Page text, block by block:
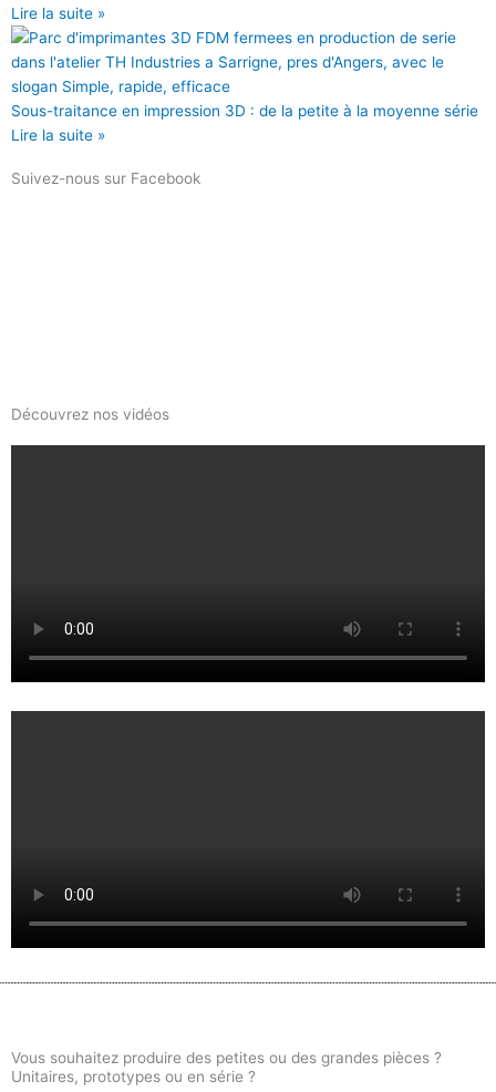
Lire la suite »
Sous-traitance en impression 3D : de la petite à la moyenne série
Lire la suite »
Suivez-nous sur Facebook
Découvrez nos vidéos
Vous souhaitez produire des petites ou des grandes pièces ?
Unitaires, prototypes ou en série ?